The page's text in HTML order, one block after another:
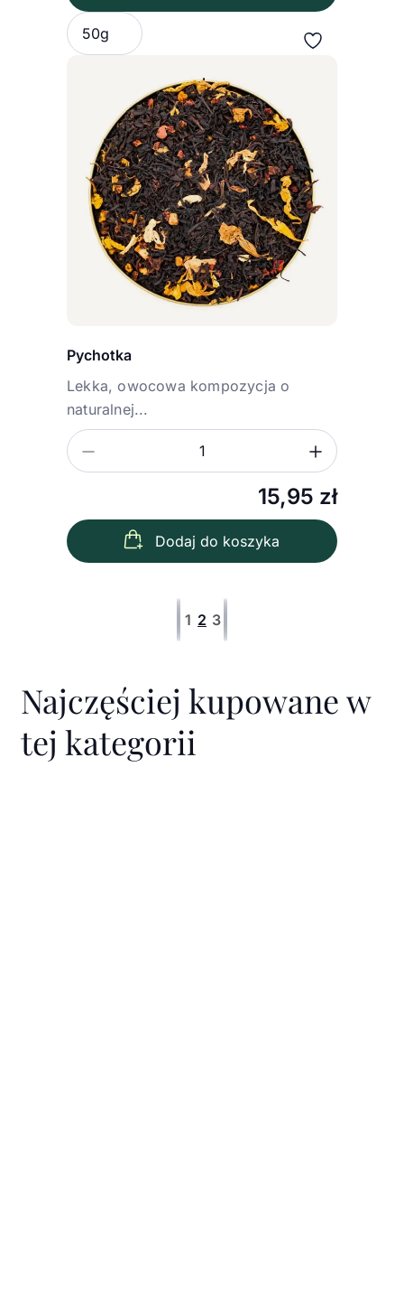
Pychotka
Lekka, owocowa kompozycja o
naturalnej...
15,95 zł
Zmniejsz ilość
Wybierz wariant
50g
Dodaj do koszyka
Pierwsza strona
Poprzednia strona
1 2 3Następna strona
Ostatnia strona
Najczęściej kupowane w
tej kategorii